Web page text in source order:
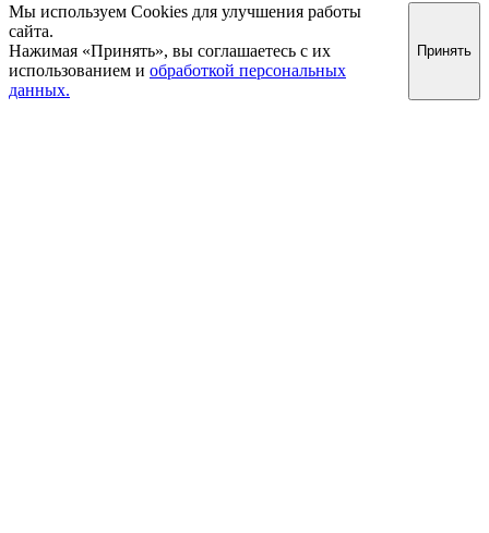
Мы используем Cookies для улучшения работы
сайта.
Нажимая «Принять», вы соглашаетесь с их
использованием и обработкой персональных
данных.
Принять